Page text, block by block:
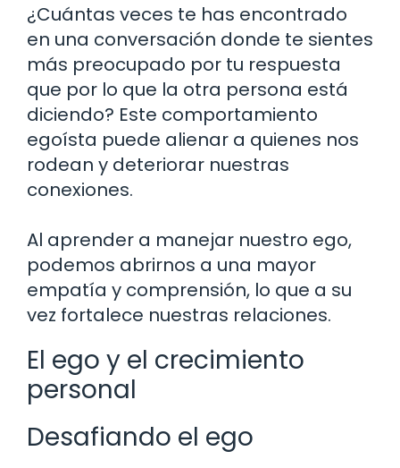
¿Cuántas veces te has encontrado
en una conversación donde te sientes
más preocupado por tu respuesta
que por lo que la otra persona está
diciendo? Este comportamiento
egoísta puede alienar a quienes nos
rodean y deteriorar nuestras
conexiones.
Al aprender a manejar nuestro ego,
podemos abrirnos a una mayor
empatía y comprensión, lo que a su
vez fortalece nuestras relaciones.
El ego y el crecimiento
personal
Desafiando el ego